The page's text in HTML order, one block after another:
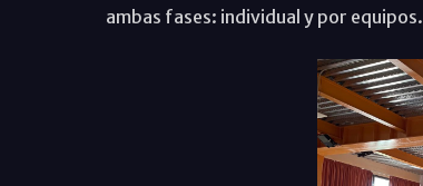
ambas fases: individual y por equipos.